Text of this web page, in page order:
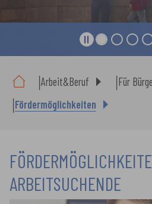
Arbeit&Beruf
Für
Fördermöglichkeiten
ARBEITSUCHENDE